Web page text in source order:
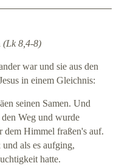
(Lk 8,4-8)
war und sie aus den
in einem Gleichnis:
seinen Samen. Und
Weg und wurde
dem Himmel fraßen's auf.
als es aufging,
hatte.